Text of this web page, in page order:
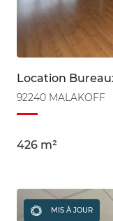
Location
92240 MALAKOFF
426 m²
MIS À JOUR